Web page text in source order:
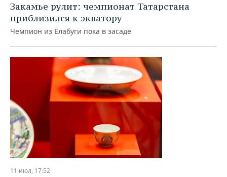
Закамье рулит: чемпионат Татарстана
приблизился к экватору
Чемпион из Елабуги пока в засаде
11 июл, 17:52